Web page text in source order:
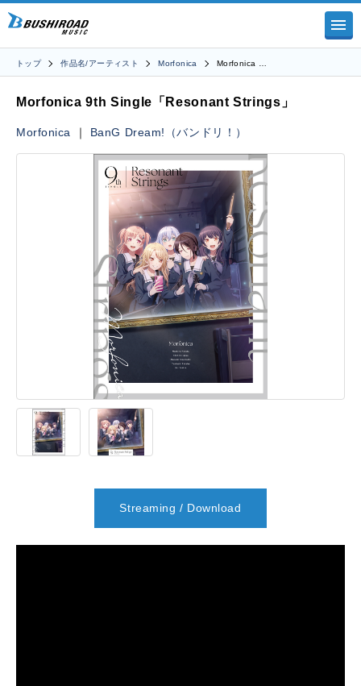
トップ 作品名/アーティスト Morfonica Morfonica …
Morfonica 9th Single「Resonant Strings」
Morfonica ｜ BanG Dream!（バンドリ！）
Streaming / Download